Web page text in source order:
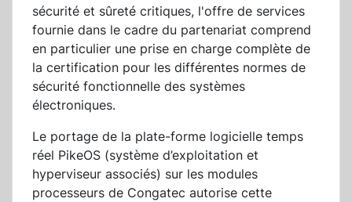
sécurité et sûreté critiques, l'offre de services
fournie dans le cadre du partenariat comprend
en particulier une prise en charge complète de
la certification pour les différentes normes de
sécurité fonctionnelle des systèmes
électroniques.
Le portage de la plate-forme logicielle temps
réel PikeOS (système d’exploitation et
hyperviseur associés) sur les modules
processeurs de Congatec autorise cette